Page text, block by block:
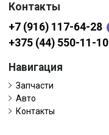
Контакты
+7 (916) 117-64-28
+375 (44) 550-11-10
Навигация
Запчасти
Авто
Контакты